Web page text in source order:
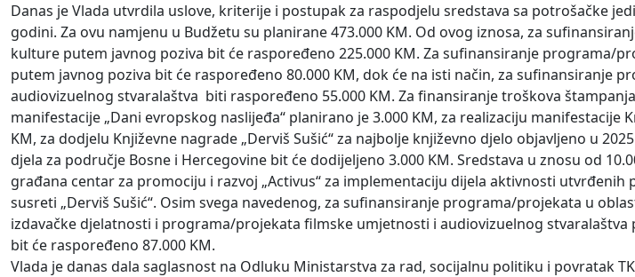
Danas je Vlada utvrdila uslove, kriterije i postupak za raspodjelu sredstava sa potrošačke
godini. Za ovu namjenu u Budžetu su planirane 473.000 KM. Od ovog iznosa, za
kulture putem javnog poziva bit će raspoređeno 225.000 KM. Za sufinansiranje programa/
putem javnog poziva bit će raspoređeno 80.000 KM, dok će na isti način, za sufinansiranje
audiovizuelnog stvaralaštva biti raspoređeno 55.000 KM. Za finansiranje troškova
manifestacije „Dani evropskog naslijeđa“ planirano je 3.000 KM, za realizaciju manifestacije
KM, za dodjelu Književne nagrade „Derviš Sušić“ za najbolje književno djelo objavljeno u
djela za područje Bosne i Hercegovine bit će dodijeljeno 3.000 KM. Sredstava u znosu od
građana centar za promociju i razvoj „Activus“ za implementaciju dijela aktivnosti
susreti „Derviš Sušić“. Osim svega navedenog, za sufinansiranje programa/projekata u
izdavačke djelatnosti i programa/projekata filmske umjetnosti i audiovizuelnog
bit će raspoređeno 87.000 KM.
Vlada je danas dala saglasnost na Odluku Ministarstva za rad, socijalnu politiku i povratak